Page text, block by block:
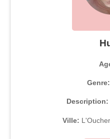
Genre:
Description:
Ville: